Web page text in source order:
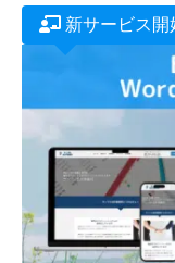
新サービス開